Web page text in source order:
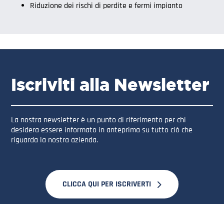
Riduzione dei rischi di perdite e fermi impianto
Iscriviti alla Newsletter
La nostra newsletter è un punto di riferimento per chi
desidera essere informato in anteprima su tutto ciò che
riguarda la nostra azienda.
CLICCA QUI PER ISCRIVERTI